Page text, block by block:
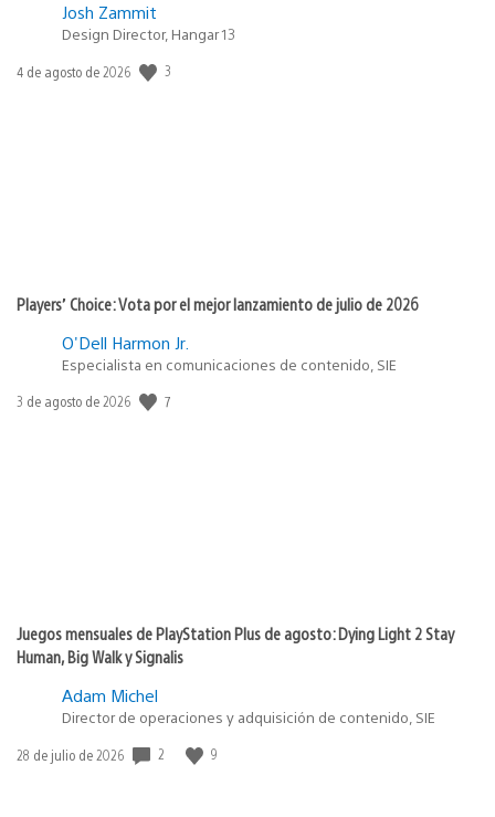
Josh Zammit
Design Director, Hangar 13
Fecha
4 de agosto de 2026 3
Players’ Choice: Vota por el mejor lanzamiento de julio de 2026
O'Dell Harmon Jr.
Especialista en comunicaciones de contenido, SIE
Fecha
3 de agosto de 2026 7
Juegos mensuales de PlayStation Plus de agosto: Dying Light 2 Stay
Human, Big Walk y Signalis
Adam Michel
Director de operaciones y adquisición de contenido, SIE
Fecha
28 de julio de 2026 2 9